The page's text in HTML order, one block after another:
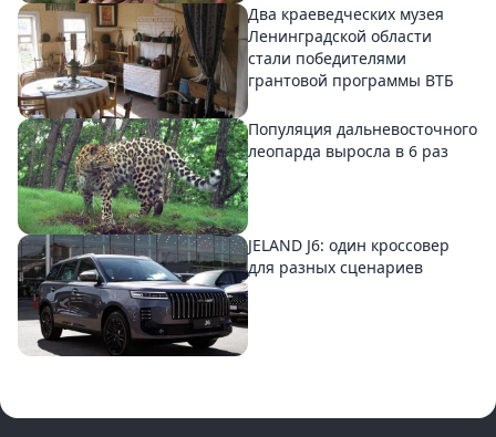
Два краеведческих музея
Ленинградской области
стали победителями
грантовой программы ВТБ
Популяция дальневосточного
леопарда выросла в 6 раз
JELAND J6: один кроссовер
для разных сценариев